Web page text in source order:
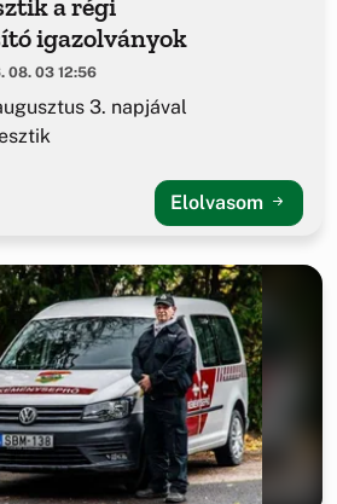
igazolványok
08. 03 12:56
3. napjával
Elolvasom